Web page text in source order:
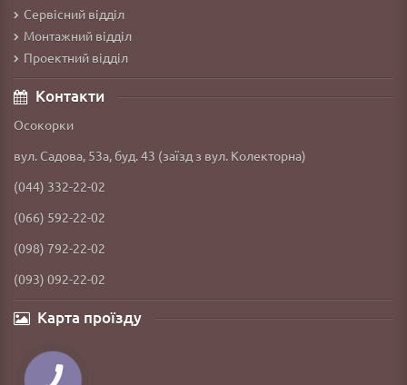
Сервісний відділ
Монтажний відділ
Проектний відділ
Контакти
Осокорки
вул. Садова, 53а, буд. 43 (заїзд з вул. Колекторна)
(044) 332-22-02
(066) 592-22-02
(098) 792-22-02
(093) 092-22-02
Карта проїзду